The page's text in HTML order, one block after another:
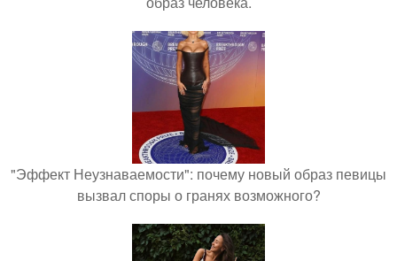
"Эффект Неузнаваемости": почему новый образ певицы
вызвал споры о гранях возможного?